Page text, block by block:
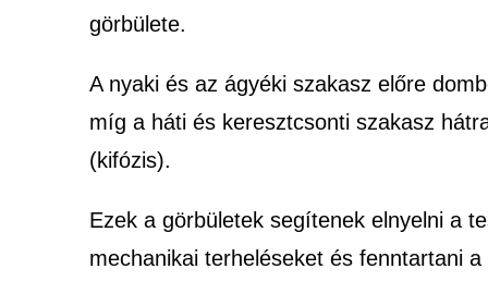
görbülete.
A nyaki és az ágyéki szakasz előre
míg a háti és keresztcsonti szakasz
(kifózis).
Ezek a görbületek segítenek elnyelni a
mechanikai terheléseket és fenntartani